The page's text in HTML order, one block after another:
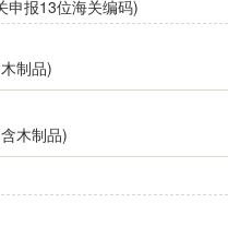
申报13位海关编码)
制品)
木制品)